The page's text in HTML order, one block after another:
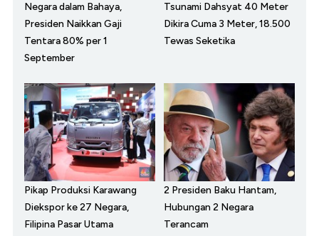
Negara dalam Bahaya,
Presiden Naikkan Gaji
Tentara 80% per 1
September
Tsunami Dahsyat 40 Meter
Dikira Cuma 3 Meter, 18.500
Tewas Seketika
Pikap Produksi Karawang
Diekspor ke 27 Negara,
Filipina Pasar Utama
2 Presiden Baku Hantam,
Hubungan 2 Negara
Terancam